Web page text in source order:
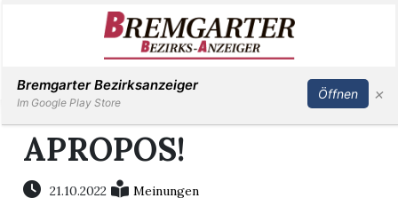
Immobilien
Inserieren Abonnieren Anmelden
APROPOS!
21.10.2022 Meinungen
Bremgarter Bezirksanzeiger
Im Google Play Store
Öffnen ×